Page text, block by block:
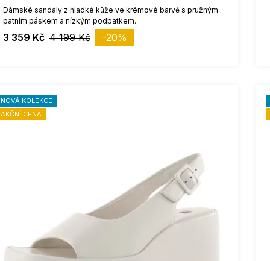
Dámské sandály z hladké kůže ve krémové barvě s pružným
patním páskem a nízkým podpatkem.
3 359 Kč 4 199 Kč -20%
NOVÁ KOLEKCE
AKČNÍ CENA